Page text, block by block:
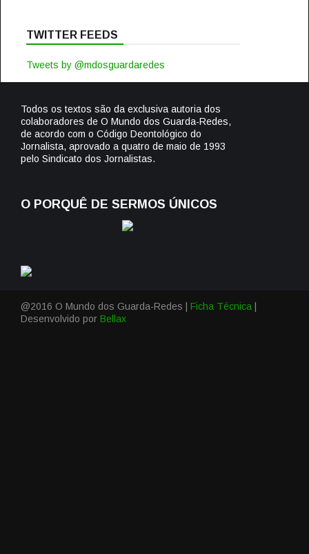
TWITTER FEEDS
Tweets by @mdosguardaredes
Todos os textos são da exclusiva autoria dos
colaboradores de O Mundo dos Guarda-Redes,
de acordo com o Código Deontológico do
Jornalista, aprovado a quatro de maio de 1993
pelo Sindicato dos Jornalistas.
O PORQUÊ DE SERMOS ÚNICOS
@2016 O Mundo dos Guarda-Redes | Ficha Técnica
Desenvolvido por Bellax